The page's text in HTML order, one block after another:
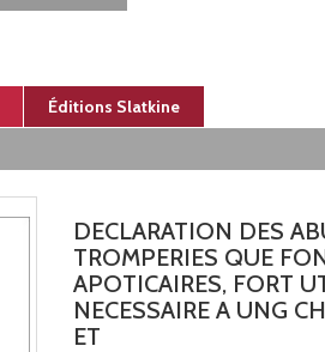
Éditions Slatkine
DECLARATION DES
TROMPERIES QUE
APOTICAIRES, FORT
NECESSAIRE A UNG
ET